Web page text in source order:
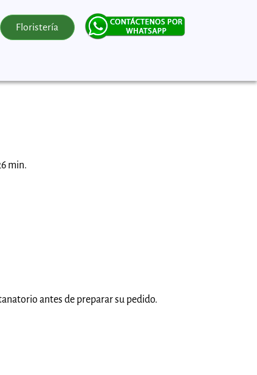
Floristería
min.
antes de preparar su pedido.